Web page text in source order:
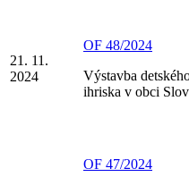
21. 11.
2024
OF 48/2024
Výstavba
ihriska v obci
OF 47/2024